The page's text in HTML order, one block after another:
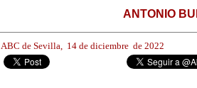
ANTONIO
ABC de Sevilla, 14 de diciembre de 2022